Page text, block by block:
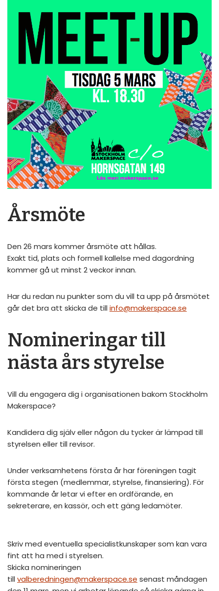
Årsmöte
Den 26 mars kommer årsmöte att hållas.
Exakt tid, plats och formell kallelse med dagordning
kommer gå ut minst 2 veckor innan.
Har du redan nu punkter som du vill ta upp på årsmötet
går det bra att skicka de tillinfo@makerspace.se
Nomineringar till
nästa års styrelse
Vill du engagera dig i organisationen bakom Stockholm
Makerspace?
Kandidera dig själv eller någon du tycker är lämpad till
styrelsen eller till revisor.
Under verksamhetens första år har föreningen tagit
första stegen (medlemmar, styrelse, finansiering). För
kommande år letar vi efter en ordförande, en
sekreterare, en kassör, och ett gäng ledamöter.
Skriv med eventuella specialistkunskaper som kan vara
fint att ha med i styrelsen.
Skicka nomineringen
tillvalberedningen@makerspace.se senast måndagen